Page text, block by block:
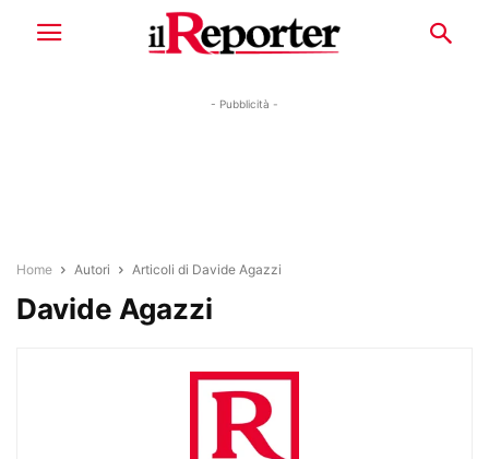
- Pubblicità -
Home Autori Articoli di Davide Agazzi
Davide Agazzi